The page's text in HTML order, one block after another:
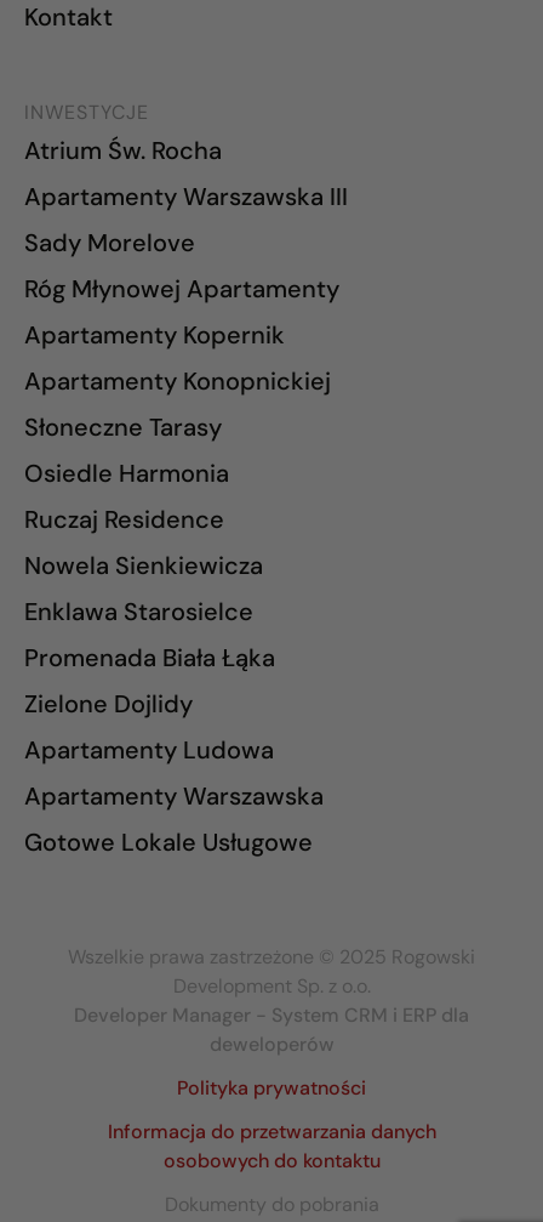
Kontakt
INWESTYCJE
Atrium Św. Rocha
Apartamenty Warszawska III
Sady Morelove
Róg Młynowej Apartamenty
Apartamenty Kopernik
Apartamenty Konopnickiej
Słoneczne Tarasy
Osiedle Harmonia
Ruczaj Residence
Nowela Sienkiewicza
Enklawa Starosielce
Promenada Biała Łąka
Zielone Dojlidy
Apartamenty Ludowa
Apartamenty Warszawska
Gotowe Lokale Usługowe
Wszelkie prawa zastrzeżone © 2025 Rogowski
Development Sp. z o.o.
Developer Manager - System CRM i ERP dla
deweloperów
Polityka prywatności
Informacja do przetwarzania danych
osobowych do kontaktu
Dokumenty do pobrania